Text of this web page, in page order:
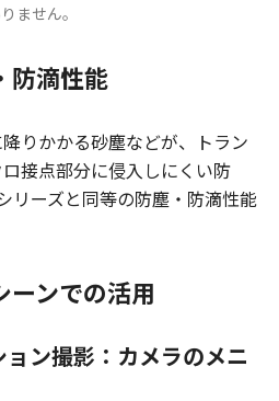
ません。
防滴性能
りかかる砂塵などが、トラン
接点部分に侵入しにくい防
リーズと同等の防塵・防滴性能
ーンでの活用
ン撮影：カメラのメニ